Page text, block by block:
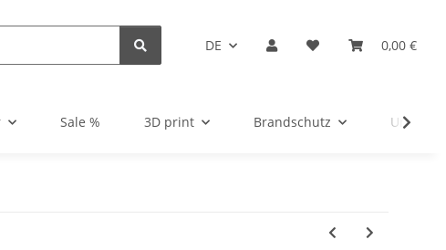
DE 0,00 €
Sale % 3D print Brandschutz